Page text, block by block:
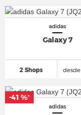
adidas
Galaxy 7
2 Shops desde
adidas
-41 %*